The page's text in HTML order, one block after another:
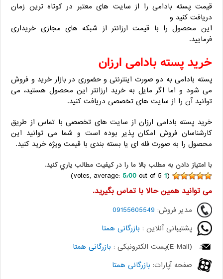
قیمت پسته بادامی را از سایت های معتبر در کوتاه ترین زمان
دریافت کنید و
این محصول را با قیمت ارزانتر از شبکه های مجازی خریداری
فرمایید.
خرید پسته بادامی ارزان
پسته بادامی به دو صورت اینترنتی و حضوری در بازار خرید و فروش
می شود و اما اگر مایل به خرید ارزانتر این محصول هستید، می
توانید آن را از سایت های تخصصی دریافت کنید.
خرید پسته بادامی ارزان از سایت های تخصصی با تماس از طریق
کارشناسان فروش امکان پذیر بوده است و شما می توانید این
محصول را به صورت فله ای یا بسته بندی با قیمت ویژه خرید کنید.
با امتياز دادن به مطلب بالا ما را در کيفيت مطالب ياري کنيد.
(
1 5٫00out of 5)
می توانید همین حالا با تماس بگیرید.
مدیر فروش: 09155605549
پشتیبانی آنلاین : بازرگانی همتا
(E-Mail)پست الکترونیکی :
بازرگانی همتا
صفحه آپارات: بازرگانی همتا